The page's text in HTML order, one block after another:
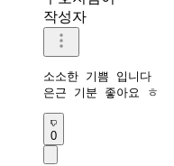
작성자
소소한 기쁨 입니다
은근 기분 좋아요 ㅎ
0